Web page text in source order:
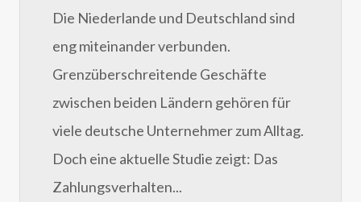
Die Niederlande und Deutschland sind
eng miteinander verbunden.
Grenzüberschreitende Geschäfte
zwischen beiden Ländern gehören für
viele deutsche Unternehmer zum Alltag.
Doch eine aktuelle Studie zeigt: Das
Zahlungsverhalten...